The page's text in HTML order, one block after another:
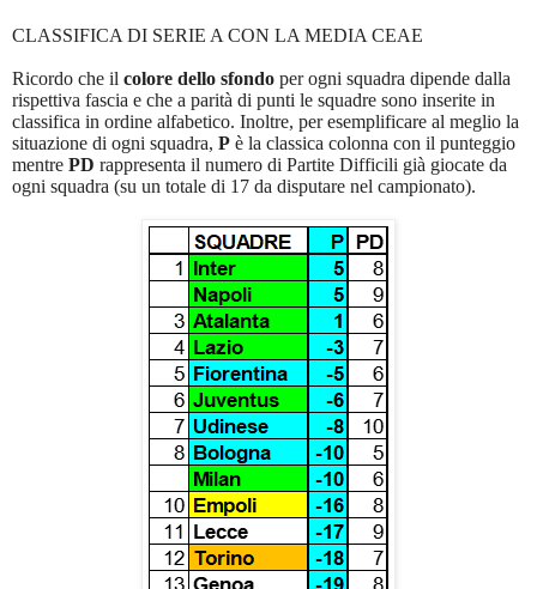
CLASSIFICA DI SERIE A CON LA MEDIA CEAE
Ricordo che il colore dello sfondo per ogni squadra dipende dalla
rispettiva fascia e che a parità di punti le squadre sono inserite in
classifica in ordine alfabetico. Inoltre, per esemplificare al meglio la
situazione di ogni squadra, P è la classica colonna con il punteggio
mentre PD rappresenta il numero di Partite Difficili già giocate da
ogni squadra (su un totale di 17 da disputare nel campionato).